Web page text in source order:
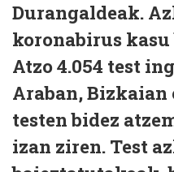
Durangaldeak.
koronabirus
Atzo 4.054 test
Araban, Bizkaian
testen bidez
izan ziren. Test